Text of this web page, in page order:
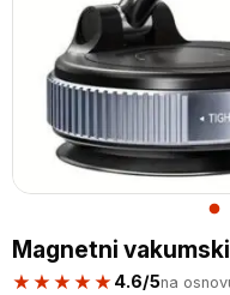
Magnetni
★★★★★ 4.6/5na